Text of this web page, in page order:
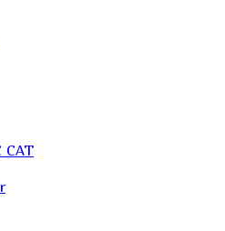
CAT